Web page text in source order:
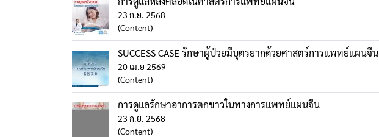
23 ก.ย. 2568
(Content)
SUCCESS CASE รักษาผู้ป่วยมีบุตรยากด้วยศาสตร์การแพทย์แผนจีน
20 เม.ย 2569
(Content)
การดูแลรักษาอาการตกขาวในทางการแพทย์แผนจีน
23 ก.ย. 2568
(Content)